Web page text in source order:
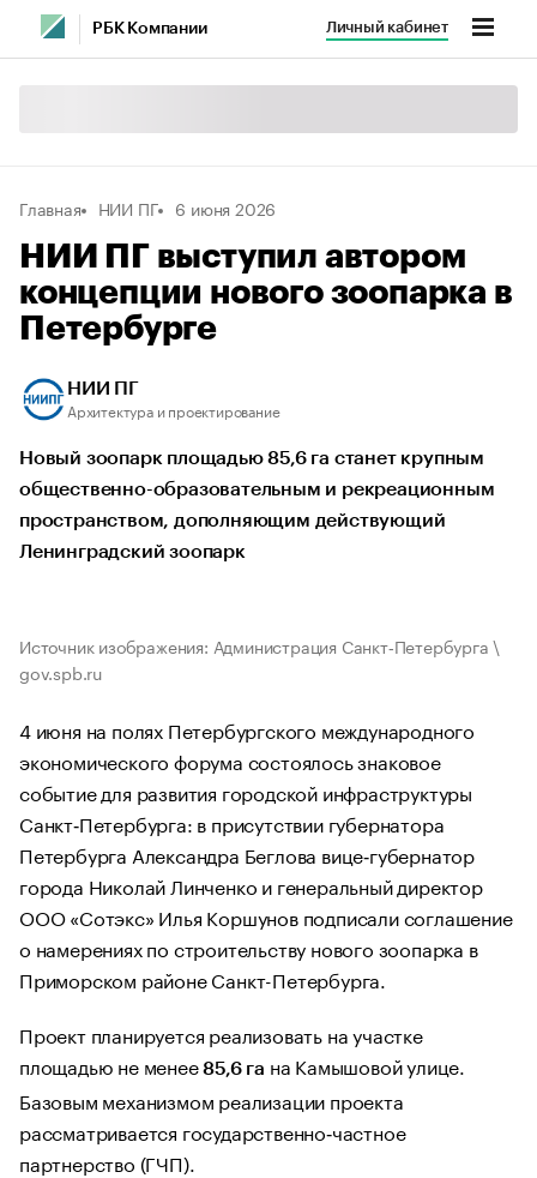
РБК Компании Личный кабинет
Главная НИИ ПГ 6 июня 2026
НИИ ПГ выступил автором
концепции нового зоопарка в
Петербурге
НИИ ПГ
Архитектура и проектирование
Новый зоопарк площадью 85,6 га станет крупным
общественно-образовательным и рекреационным
пространством, дополняющим действующий
Ленинградский зоопарк
Источник изображения: Администрация Санкт‑Петербурга \
gov.spb.ru
4 июня на полях Петербургского международного
экономического форума состоялось знаковое
событие для развития городской инфраструктуры
Санкт‑Петербурга: в присутствии губернатора
Петербурга Александра Беглова вице‑губернатор
города Николай Линченко и генеральный директор
ООО «Сотэкс» Илья Коршунов подписали соглашение
о намерениях по строительству нового зоопарка в
Приморском районе Санкт-Петербурга.
Проект планируется реализовать на участке
площадью не менее85,6 га на Камышовой улице.
Базовым механизмом реализации проекта
рассматривается государственно‑частное
партнерство (ГЧП).